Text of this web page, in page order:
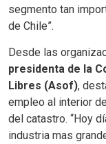
segmento tan
de Chile”.
Desde las
presidenta de la
Libres (Asof),
empleo al interior
del catastro. “Hoy
industria mas